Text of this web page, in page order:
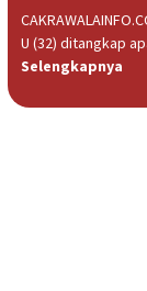
U (32) ditangkap
Selengkapnya